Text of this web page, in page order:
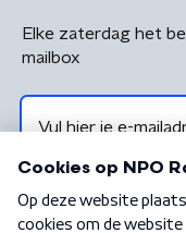
Elke zaterdag het
mailbox